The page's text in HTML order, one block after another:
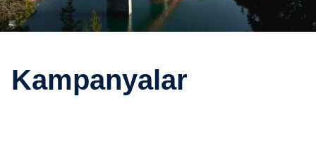
Kampanyalar